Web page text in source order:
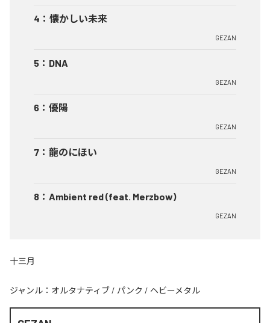
4 ： 懐かしい未来
GEZAN
5 ： DNA
GEZAN
6 ： 優陽
GEZAN
7 ： 龍のにほい
GEZAN
8 ： Ambient red (feat. Merzbow)
GEZAN
十三月
ジャンル： オルタナティブ / パンク / ヘビーメタル